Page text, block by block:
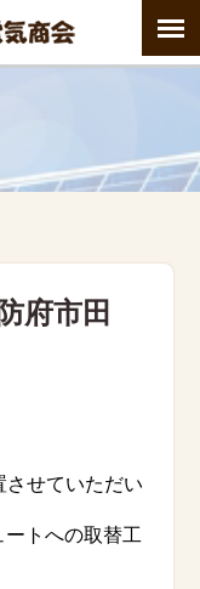
府市田
させていただい
トへの取替工